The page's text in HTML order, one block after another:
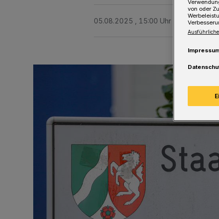
05.08.2025 , 15:00 Uhr Eine Minute
von oder